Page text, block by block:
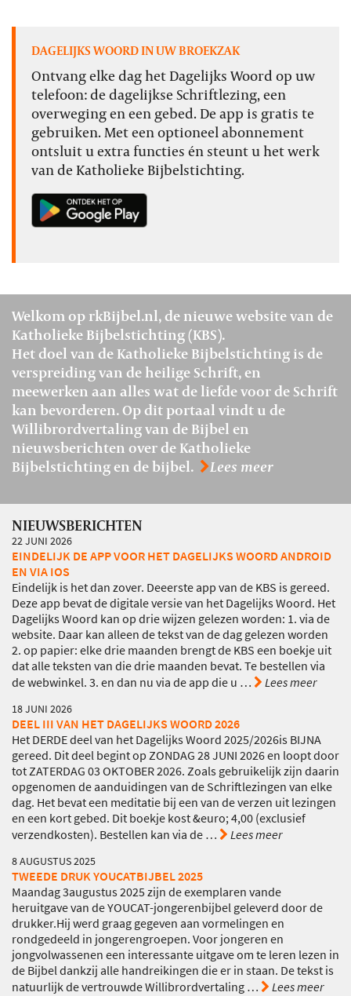
DAGELIJKS WOORD IN UW BROEKZAK
Ontvang elke dag het Dagelijks Woord op uw
telefoon: de dagelijkse Schriftlezing, een
overweging en een gebed. De app is gratis te
gebruiken. Met een optioneel abonnement
ontsluit u extra functies én steunt u het werk
van de Katholieke Bijbelstichting.
Welkom op rkBijbel.nl, de nieuwe website van de
Katholieke Bijbelstichting (KBS).
Het doel van de Katholieke Bijbelstichting is de
verspreiding van de heilige Schrift, en
meewerken aan alles wat de liefde voor de Schrift
kan bevorderen. Op dit portaal vindt u de
Willibrordvertaling van de Bijbel en
nieuwsberichten over de Katholieke
Bijbelstichting en de bijbel.
Lees meer
NIEUWSBERICHTEN
22 JUNI 2026
EINDELIJK DE APP VOOR HET DAGELIJKS WOORD ANDROID
EN VIA IOS
Eindelijk is het dan zover. Deeerste app van de KBS is gereed.
Deze app bevat de digitale versie van het Dagelijks Woord. Het
Dagelijks Woord kan op drie wijzen gelezen worden: 1. via de
website. Daar kan alleen de tekst van de dag gelezen worden
2. op papier: elke drie maanden brengt de KBS een boekje uit
dat alle teksten van die drie maanden bevat. Te bestellen via
de webwinkel. 3. en dan nu via de app die u … Lees meer
18 JUNI 2026
DEEL III VAN HET DAGELIJKS WOORD 2026
Het DERDE deel van het Dagelijks Woord 2025/2026is BIJNA
gereed. Dit deel begint op ZONDAG 28 JUNI 2026 en loopt door
tot ZATERDAG 03 OKTOBER 2026. Zoals gebruikelijk zijn daarin
opgenomen de aanduidingen van de Schriftlezingen van elke
dag. Het bevat een meditatie bij een van de verzen uit lezingen
en een kort gebed. Dit boekje kost &euro; 4,00 (exclusief
verzendkosten). Bestellen kan via de… Lees meer
8 AUGUSTUS 2025
TWEEDE DRUK YOUCATBIJBEL 2025
Maandag 3augustus 2025 zijn de exemplaren vande
heruitgave van de YOUCAT-jongerenbijbel geleverd door de
drukker.Hij werd graag gegeven aan vormelingen en
rondgedeeld in jongerengroepen. Voor jongeren en
jongvolwassenen een interessante uitgave om te leren lezen in
de Bijbel dankzij alle handreikingen die er in staan. De tekst is
natuurlijk de vertrouwde Willibrordvertaling… Lees meer